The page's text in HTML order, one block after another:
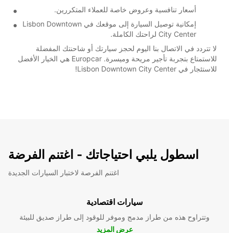
أسعار تنافسية وعروض خاصة للعملاء المتكررين.
إمكانية توصيل السيارة إلى موقعك في Lisbon Downtown
City Center لراحتك الكاملة.
لا تتردد في الاتصال بنا اليوم لحجز سيارتك أو شاحنتك المفضلة
للاستمتاع بتجربة تأجير مريحة وميسرة. Europcar هي الخيار الأفضل
للاستئجار في Lisbon Downtown City Center!
اسطول يلبي احتياجاتك - اغتنم الفرضة
اغتنم الفرصة لاختبار السيارات الجديدة
سيارات اقتصادية
وتتراوح هذه من طراز مدمج وموفر للوقود إلى طراز صديق للبيئة
عرض المزيد